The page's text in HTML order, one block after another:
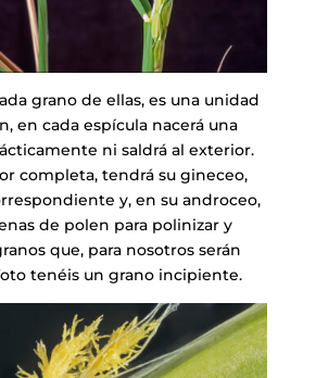
grano de ellas, es una unidad
en cada espícula nacerá una
ni saldrá al exterior.
completa, tendrá su gineceo,
y, en su androceo,
de polen para polinizar y
que, para nosotros serán
tenéis un grano incipiente.